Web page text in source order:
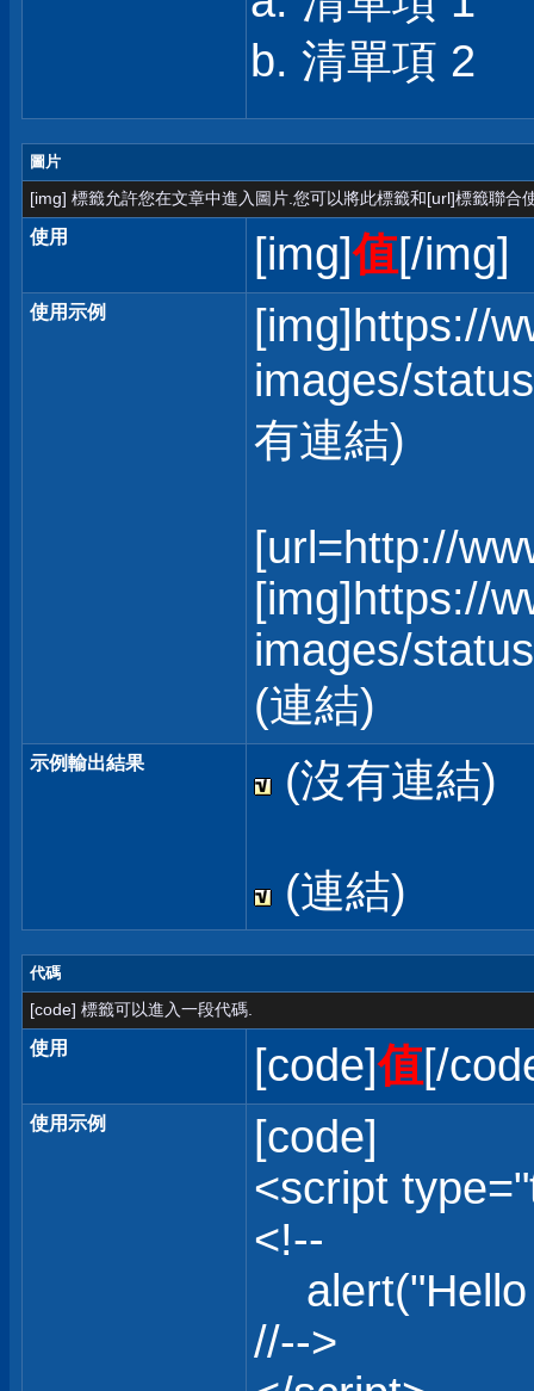
清單項 2
圖片
[img] 標籤允許您在文章中進入圖片.您可以將此標籤和[url]標籤聯合
使用 [img]值[/img]
使用示例
[img]https://
images/
有連結)
[url=http://
[img]https://
images/
(連結)
示例輸出結果 (沒有連結)
(連結)
代碼
[code] 標籤可以進入一段代碼.
使用 [code]值[/
使用示例
[code]
<script
<!--
alert("Hello
//-->